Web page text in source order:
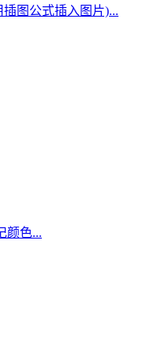
图公式插入图片)...
颜色...